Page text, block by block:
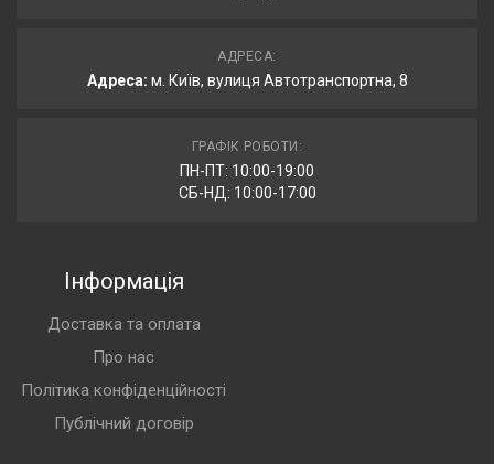
АДРЕСА:
Адреса: м. Київ, вулиця Автотранспортна, 8
ГРАФІК РОБОТИ:
ПН-ПТ: 10:00-19:00
СБ-НД: 10:00-17:00
Інформація
Доставка та оплата
Про нас
Політика конфіденційності
Публічний договір